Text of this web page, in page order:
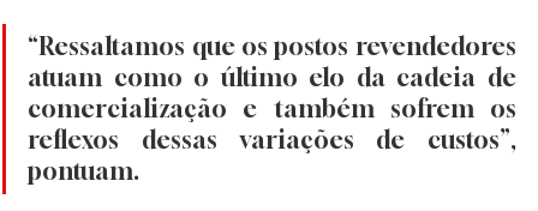
“Ressaltamos que os postos revendedores
atuam como o último elo da cadeia de
comercialização e também sofrem os
reflexos dessas variações de custos”,
pontuam.